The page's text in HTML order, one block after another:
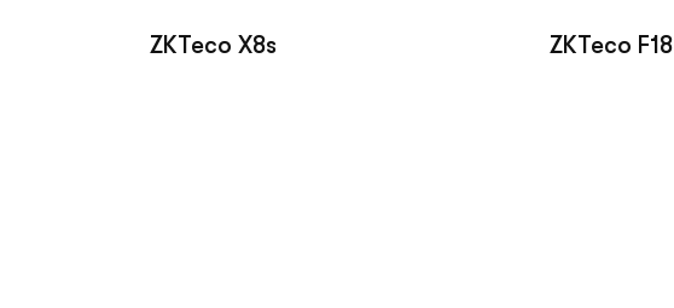
ZKTeco X8s ZKTeco F18